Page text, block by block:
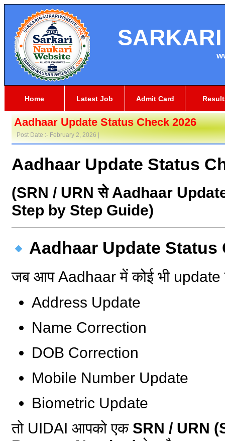
Home Latest Job Admit Card
Aadhaar Update Status Check 2026
Post Date :- February 2, 2026 |
Aadhaar Update Status
(SRN / URN से Aadhaar
Step by Step Guide)
Aadhaar Update Status
जब आप Aadhaar में कोई भी
Address Update
Name Correction
DOB Correction
Mobile Number Update
Biometric Update
तो UIDAI आपको एक SRN / URN